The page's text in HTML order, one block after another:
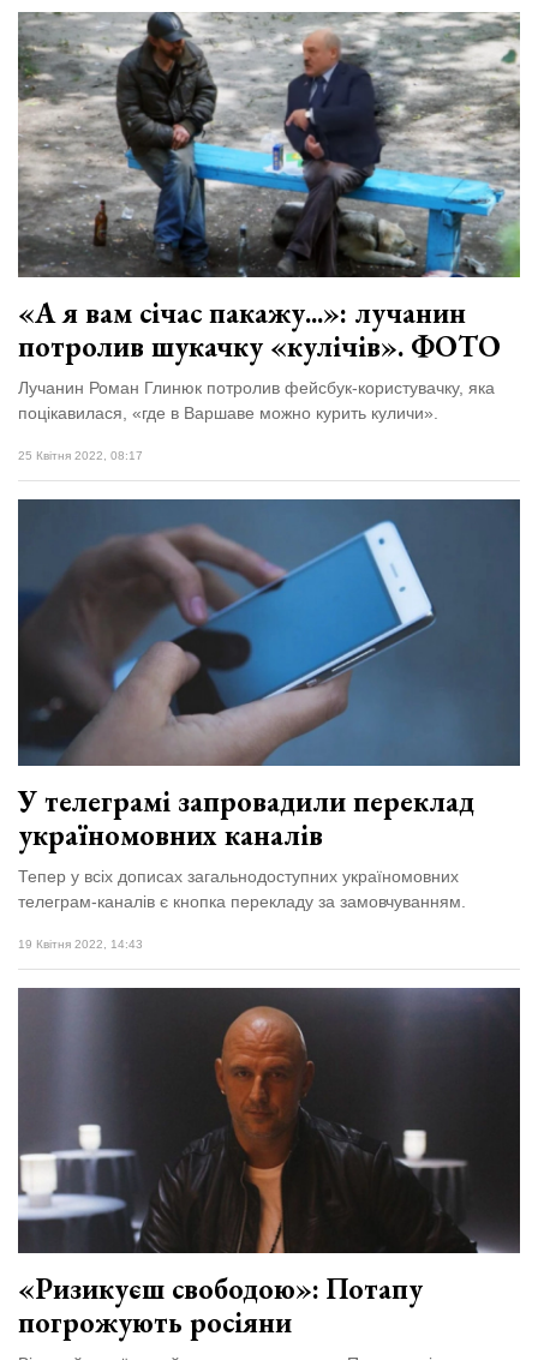
«А я вам січас пакажу...»: лучанин
потролив шукачку «кулічів». ФОТО
Лучанин Роман Глинюк потролив фейсбук-користувачку, яка
поцікавилася, «где в Варшаве можно курить куличи».
25 Квітня 2022, 08:17
У телеграмі запровадили переклад
україномовних каналів
Тепер у всіх дописах загальнодоступних україномовних
телеграм-каналів є кнопка перекладу за замовчуванням.
19 Квітня 2022, 14:43
«Ризикуєш свободою»: Потапу
погрожують росіяни